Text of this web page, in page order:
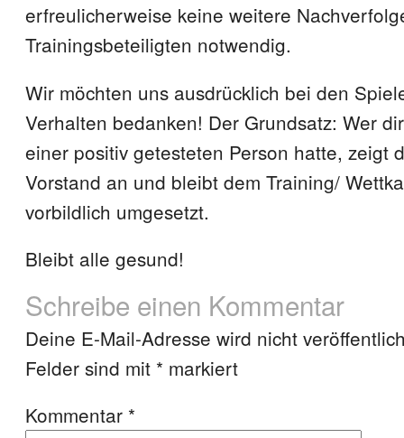
erfreulicherweise keine weitere
Trainingsbeteiligten notwendig.
Wir möchten uns ausdrücklich bei den
Verhalten bedanken! Der Grundsatz: Wer
einer positiv getesteten Person hatte, zeigt
Vorstand an und bleibt dem Training/
vorbildlich umgesetzt.
Bleibt alle gesund!
Schreibe einen Kommentar
Deine E-Mail-Adresse wird nicht
Felder sind mit * markiert
Kommentar *